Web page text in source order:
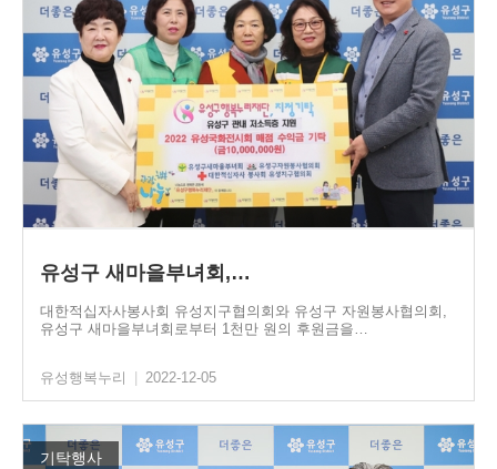
유성구 새마을부녀회,…
대한적십자사봉사회 유성지구협의회와 유성구 자원봉사협의회,
유성구 새마을부녀회로부터 1천만 원의 후원금을…
유성행복누리 2022-12-05
기탁행사